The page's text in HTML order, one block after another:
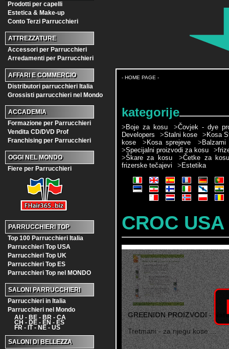
Prodotti per capelli
Estetica & Make-up
Conto Terzi Parrucchieri
ATTREZZATURE
Accessori per Parrucchieri
Arredamenti per Parrucchieri
AFFARI E COMMERCIO
Distributori parrucchieri Italia
Grossisti parrucchieri nel Mondo
ACCADEMIA
Formazione per Parrucchieri
Vendita CD/DVD Prof
Franchising per Parrucchieri
OGGI NEL MONDO
Fiere per Parrucchieri
PARRUCCHIERI TOP
Top 100 Parrucchieri Italia
Parrucchieri Top USA
Parrucchieri Top UK
Parrucchieri Top ES
Parrucchieri Top nel MONDO
SALONI PARRUCCHIERI
Parrucchieri in Italia
Parrucchieri nel Mondo
AU - BE - BR - CA
CH - DE - EN - ES
FR - IT - NE - US
SALONI DI BELLEZZA
- HOME PAGE -
kategorije
> Boje za kosu >Čovjek - dye
Developers
>Stalni kose > Kosa
kose
> Kosa sprejeve >
>Specijalni proizvodi za kosu >
>Škare za kosu >Četke za
frizerske tečajevi
> Estetika
CROC USA
GREENION PROIZVODI -
Tretmani - za njegu kose ...